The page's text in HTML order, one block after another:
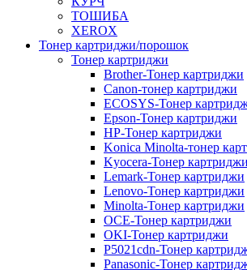
ТОШИБА
XEROX
Тонер картриджи/порошок
Тонер картриджи
Brother-Тонер картриджи
Canon-тонер картриджи
ECOSYS-Тонер
Epson-Тонер картриджи
HP-Тонер картриджи
Konica Minolta-тонер
Kyocera-Тонер картриджи
Lemark-Тонер картриджи
Lenovo-Тонер картриджи
Minolta-Тонер картриджи
OCE-Тонер картриджи
OKI-Тонер картриджи
P5021cdn-Тонер
Panasonic-Тонер